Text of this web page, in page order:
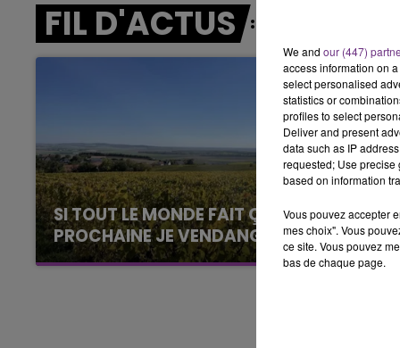
FIL D'ACTUS
SI TOUT LE MONDE FAIT ÇA, MOI L'ANNÉE
PROCHAINE JE VENDANGE EN...
La vendange en Champagne a débuté ce jeudi
We and our (447)
access information on
select personalised
statistics or
profiles to select
Deliver and present
data such as IP
requested; Use precise
based on information
Vous pouvez accepter
mes choix". Vous
ce site. Vous pouvez
bas de chaque page.